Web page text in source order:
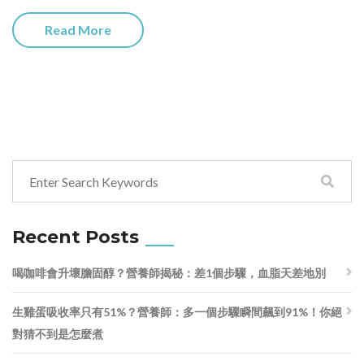
Read More
Recent Posts
喝咖啡會升壞膽固醇？營養師揭秘：差1個步驟，血脂天差地別
生雞蛋吸收率只有51%？營養師：多一個步驟瞬間飆到91%！你絕
對猜不到是怎麼煮